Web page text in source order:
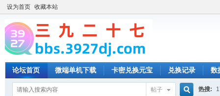
设为首页 收藏本站
论坛首页 微端单机下载 卡密兑换元宝 兑换记录 数
帖子 热搜: